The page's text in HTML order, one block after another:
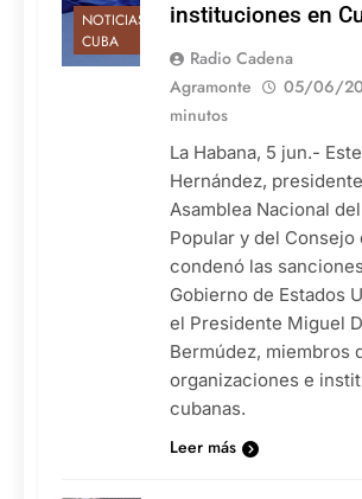
NOTICIAS DE
CUBA
instituciones en
Radio Cadena
Agramonte
05/06/
minutos
La Habana, 5 jun.-
Hernández,
Asamblea Nacional
Popular y del Consejo
condenó las
Gobierno de Estados
el Presidente Miguel
Bermúdez, miembros
organizaciones e
cubanas.
Leer más